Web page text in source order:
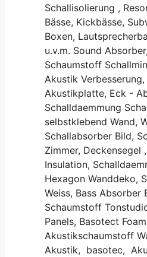
Schallisolierung ,
Bässe, Kickbässe,
Boxen,
u.v.m. Sound
Schaumstoff
Akustik
Akustikplatte, Eck -
Schalldaemmung
selbstklebend Wand,
Schallabsorber Bild,
Zimmer, Deckensegel
Insulation,
Hexagon Wanddeko,
Weiss, Bass Absorber
Schaumstoff
Panels, Basotect
Akustikschaumstoff
Akustik, basotec,